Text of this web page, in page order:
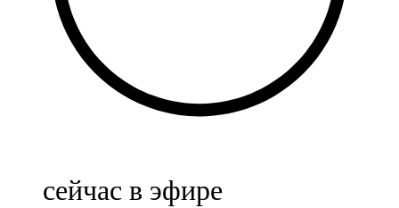
Баулы
107,5 FM
Биләр
Болгар
сейчас в эфире